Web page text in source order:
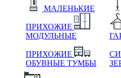
МАЛЕНЬКИЕ
ПРИХОЖИЕ
МОДУЛЬНЫЕ
ПРИХОЖИЕ
ОБУВНЫЕ ТУМБЫ